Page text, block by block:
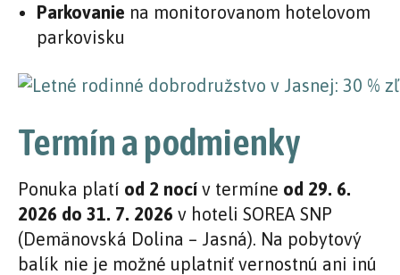
Parkovanie na monitorovanom hotelovom
parkovisku
Termín a podmienky
Ponuka platí od 2 nocí v termíne od 29. 6.
2026 do 31. 7. 2026 v hoteli SOREA SNP
(Demänovská Dolina – Jasná). Na pobytový
balík nie je možné uplatniť vernostnú ani inú